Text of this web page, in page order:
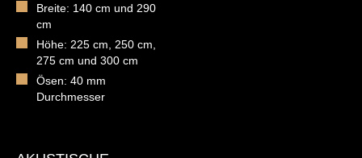
Breite: 140 cm und 290
cm
Höhe: 225 cm, 250 cm,
275 cm und 300 cm
Ösen: 40 mm
Durchmesser